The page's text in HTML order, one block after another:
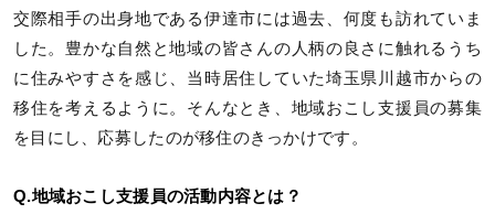
交際相手の出身地である伊達市には過去、何度も訪れていま
した。豊かな自然と地域の皆さんの人柄の良さに触れるうち
に住みやすさを感じ、当時居住していた埼玉県川越市からの
移住を考えるように。そんなとき、地域おこし支援員の募集
を目にし、応募したのが移住のきっかけです。
Q.地域おこし支援員の活動内容とは？